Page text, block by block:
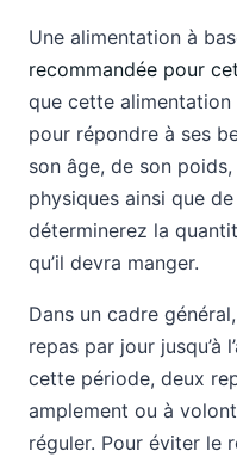
Une alimentation à
recommandée pour
que cette
pour répondre à ses
son âge, de son
physiques ainsi que
déterminerez la
qu’il devra manger.
Dans un cadre
repas par jour jusqu’à
cette période, deux
amplement ou à
réguler. Pour éviter le